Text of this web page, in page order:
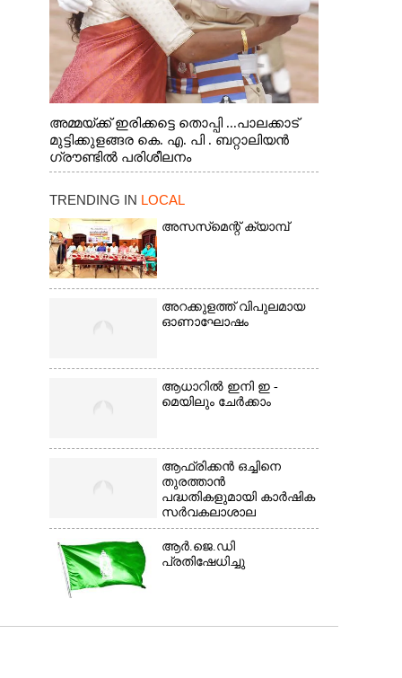
അമ്മയ്ക്ക് ഇരിക്കട്ടെ തൊപ്പി ...പാലക്കാട്
മുട്ടിക്കുളങ്ങര കെ. എ. പി . ബറ്റാലിയൻ
ഗ്രൗണ്ടിൽ പരിശീലനം
TRENDING IN LOCAL
അസസ്‌മെന്റ് ക്യാമ്പ്
അറക്കുളത്ത് വിപുലമായ
ഓണാഘോഷം
ആധാറിൽ ഇനി ഇ -
മെയിലും ചേർക്കാം
ആഫ്രിക്കൻ ഒച്ചിനെ
തുരത്താൻ
പദ്ധതികളുമായി കാർഷിക
സർവകലാശാല
ആർ.ജെ.ഡി
പ്രതിഷേധിച്ചു